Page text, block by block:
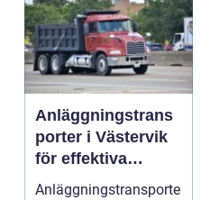
Anläggningstrans
porter i Västervik
för effektiva
byggprojekt
Anläggningstransporte